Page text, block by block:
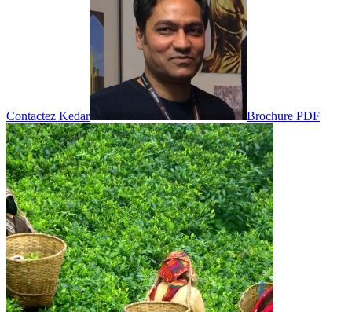
Contactez Kedar Brochure PDF